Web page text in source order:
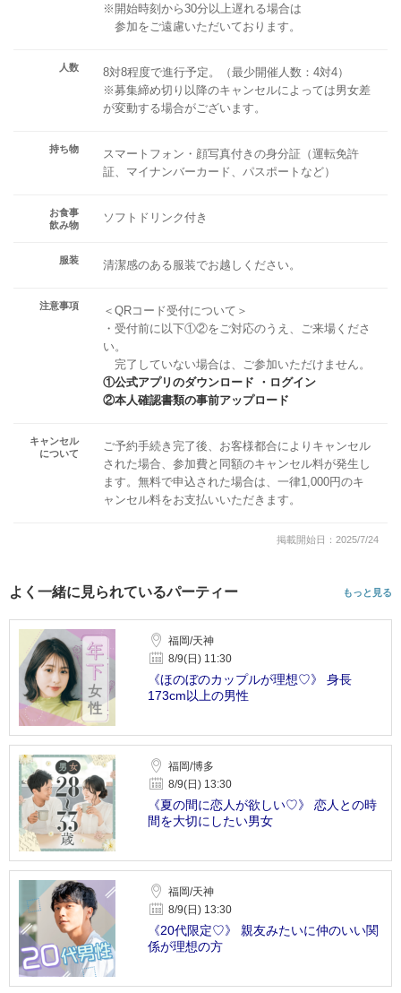
※開始時刻から30分以上遅れる場合は
参加をご遠慮いただいております。
人数
8対8程度で進行予定。（最少開催人数：4対4）
※募集締め切り以降のキャンセルによっては男女差
が変動する場合がございます。
持ち物
スマートフォン・顔写真付きの身分証（運転免許
証、マイナンバーカード、パスポートなど）
お食事
飲み物
ソフトドリンク付き
服装 清潔感のある服装でお越しください。
注意事項
＜QRコード受付について＞
・受付前に以下①②をご対応のうえ、ご来場くださ
い。
完了していない場合は、ご参加いただけません。
①公式アプリのダウンロード ・ログイン
②本人確認書類の事前アップロード
キャンセル
について
ご予約手続き完了後、お客様都合によりキャンセル
された場合、参加費と同額のキャンセル料が発生し
ます。無料で申込された場合は、一律1,000円のキ
ャンセル料をお支払いいただきます。
掲載開始日：2025/7/24
よく一緒に見られているパーティー もっと見る
福岡/天神
8/9(日) 11:30
《ほのぼのカップルが理想♡》 身長
173cm以上の男性
福岡/博多
8/9(日) 13:30
《夏の間に恋人が欲しい♡》 恋人との時
間を大切にしたい男女
福岡/天神
8/9(日) 13:30
《20代限定♡》 親友みたいに仲のいい関
係が理想の方